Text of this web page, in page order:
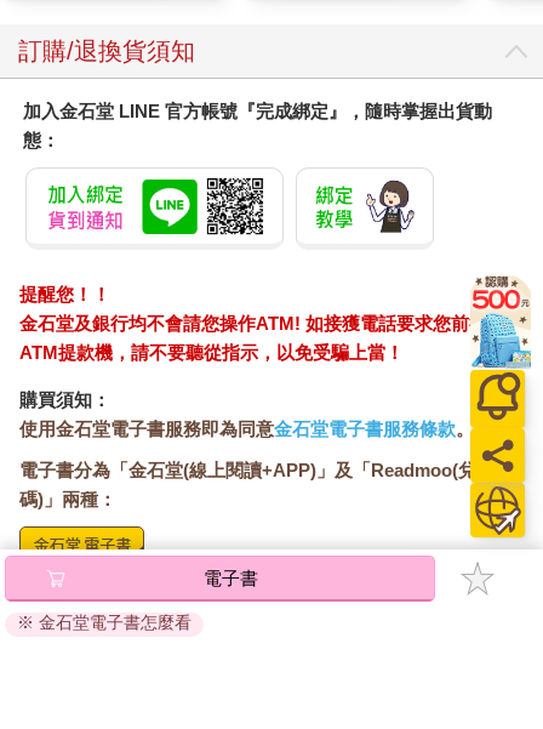
訂購/退換貨須知
加入金石堂 LINE 官方帳號『完成綁定』，隨時掌握出貨動
態：
提醒您！！
金石堂及銀行均不會請您操作ATM! 如接獲電話要求您前往
ATM提款機，請不要聽從指示，以免受騙上當！
購買須知：
使用金石堂電子書服務即為同意金石堂電子書服務條款。
電子書分為「金石堂(線上閱讀+APP)」及「Readmoo(兌換
碼)」兩種：
將儲存於會員中心→電子書服務「我的e書櫃」，點選線上
閱讀直接開啟閱讀。
電子書
※ 金石堂電子書怎麼看